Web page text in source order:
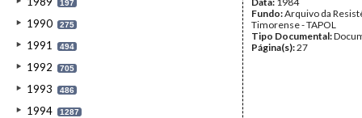
197
1990 275
1991 494
1992 705
1993 486
1994 1287
Fundo:Arquivo da
Timorense - TAPOL
Tipo Documental:
Página(s):27